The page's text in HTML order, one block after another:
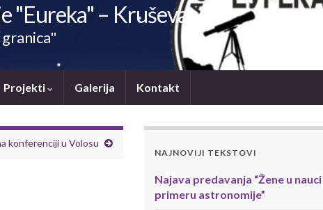
"Eureka" – Kruševac
Projekti Galerija Kontakt
konferenciji u Volosu
NAJNOVIJI TEKSTOVI
Najava predavanja “Žene u nauci
primeru astronomije”